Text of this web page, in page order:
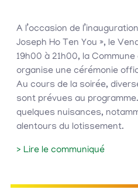
A l’occasion de
Joseph Ho Ten You », le
19h00 à 21h00, la
organise une cérémonie
Au cours de la soirée,
sont prévues au
quelques nuisances,
alentours du lotissement.
> Lire le communiqué